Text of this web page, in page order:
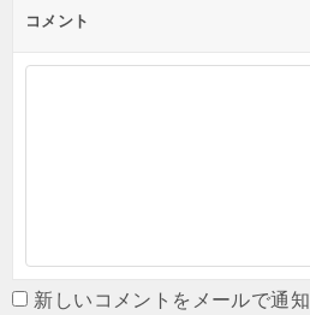
コメント
新しいコメントをメールで通知